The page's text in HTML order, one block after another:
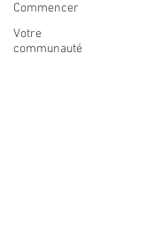
Commencer
Votre
communauté